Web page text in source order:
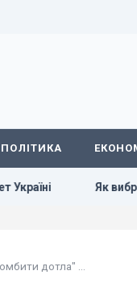
ПОЛІТИКА
Як вибратися з